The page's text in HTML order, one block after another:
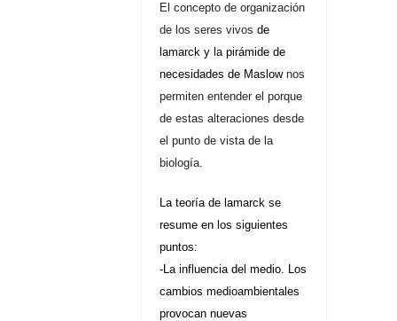
El concepto de organización
de los seres vivos de
lamarck y la pirámide de
necesidades de Maslow nos
permiten entender el porque
de estas alteraciones desde
el punto de vista de la
biología.
La teoría de lamarck se
resume en los siguientes
puntos:
-La influencia del medio. Los
cambios medioambientales
provocan nuevas